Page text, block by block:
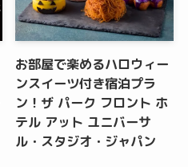
お部屋で楽めるハロウィー
ンスイーツ付き宿泊プラ
ン！ザ パーク フロント ホ
テル アット ユニバーサ
ル・スタジオ・ジャパン